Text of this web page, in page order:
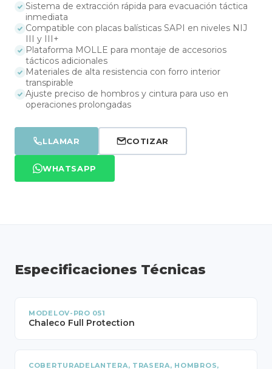
Sistema de extracción rápida para evacuación táctica
inmediata
Compatible con placas balísticas SAPI en niveles NIJ
III y III+
Plataforma MOLLE para montaje de accesorios
tácticos adicionales
Materiales de alta resistencia con forro interior
transpirable
Ajuste preciso de hombros y cintura para uso en
operaciones prolongadas
LLAMAR COTIZAR
WHATSAPP
Especificaciones Técnicas
MODELOV-PRO 051
Chaleco Full Protection
COBERTURADELANTERA, TRASERA, HOMBROS,